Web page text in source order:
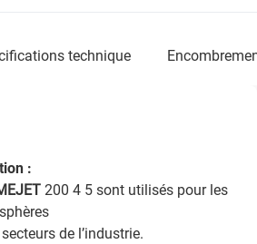
technique
:
200 4 5 sont utilisés pour les
de l’industrie.